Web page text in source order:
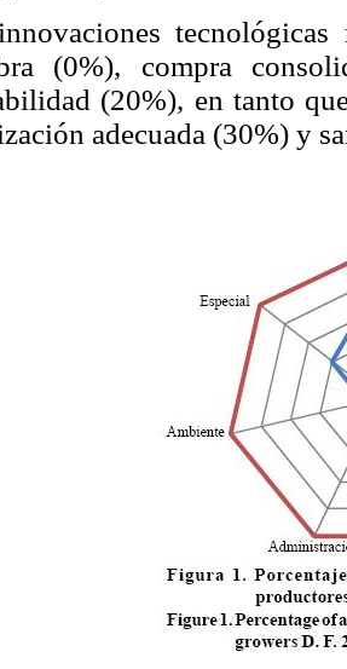
(0%), compra
(20%), en tanto
adecuada (30%) y